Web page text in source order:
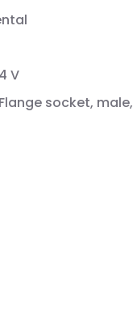
V
socket, male,